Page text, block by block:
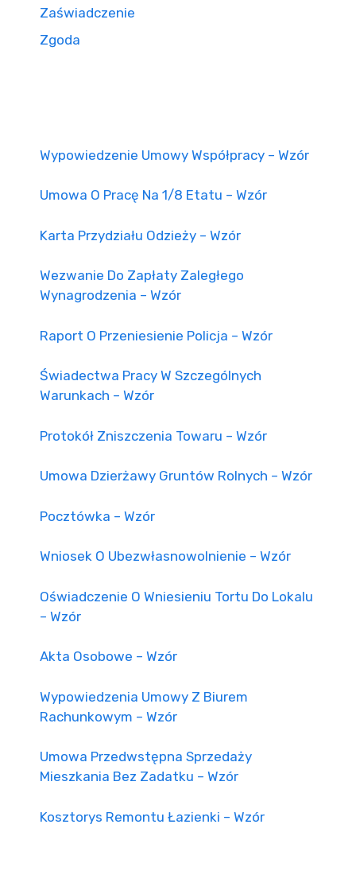
Zaświadczenie
Zgoda
Wypowiedzenie Umowy Współpracy – Wzór
Umowa O Pracę Na 1/8 Etatu – Wzór
Karta Przydziału Odzieży – Wzór
Wezwanie Do Zapłaty Zaległego
Wynagrodzenia – Wzór
Raport O Przeniesienie Policja – Wzór
Świadectwa Pracy W Szczególnych
Warunkach – Wzór
Protokół Zniszczenia Towaru – Wzór
Umowa Dzierżawy Gruntów Rolnych – Wzór
Pocztówka – Wzór
Wniosek O Ubezwłasnowolnienie – Wzór
Oświadczenie O Wniesieniu Tortu Do Lokalu
– Wzór
Akta Osobowe – Wzór
Wypowiedzenia Umowy Z Biurem
Rachunkowym – Wzór
Umowa Przedwstępna Sprzedaży
Mieszkania Bez Zadatku – Wzór
Kosztorys Remontu Łazienki – Wzór